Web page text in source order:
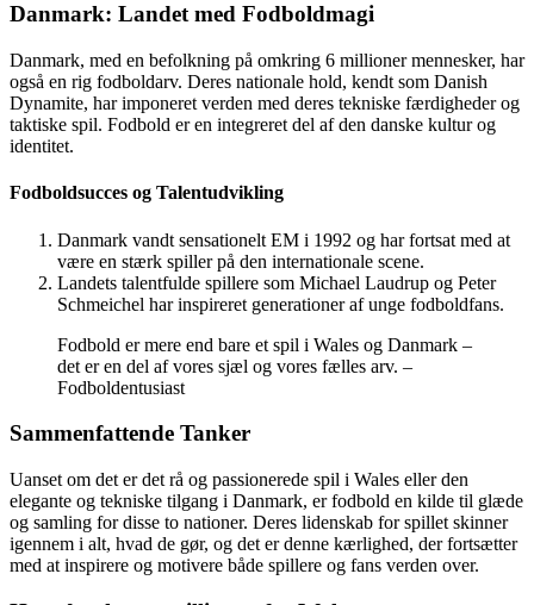
Danmark: Landet med Fodboldmagi
Danmark, med en befolkning på omkring 6 millioner mennesker, har
også en rig fodboldarv. Deres nationale hold, kendt som Danish
Dynamite, har imponeret verden med deres tekniske færdigheder og
taktiske spil. Fodbold er en integreret del af den danske kultur og
identitet.
Fodboldsucces og Talentudvikling
Danmark vandt sensationelt EM i 1992 og har fortsat med at
være en stærk spiller på den internationale scene.
Landets talentfulde spillere som Michael Laudrup og Peter
Schmeichel har inspireret generationer af unge fodboldfans.
Fodbold er mere end bare et spil i Wales og Danmark –
det er en del af vores sjæl og vores fælles arv. –
Fodboldentusiast
Sammenfattende Tanker
Uanset om det er det rå og passionerede spil i Wales eller den
elegante og tekniske tilgang i Danmark, er fodbold en kilde til glæde
og samling for disse to nationer. Deres lidenskab for spillet skinner
igennem i alt, hvad de gør, og det er denne kærlighed, der fortsætter
med at inspirere og motivere både spillere og fans verden over.